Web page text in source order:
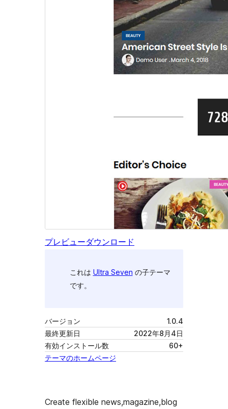
プレビューダウンロード
これは Ultra Seven の子テーマ
です。
バージョン
1.0.4
最終更新日
2022年8月4日
有効インストール数
60+
テーマのホームページ
Create flexible news,magazine,blog